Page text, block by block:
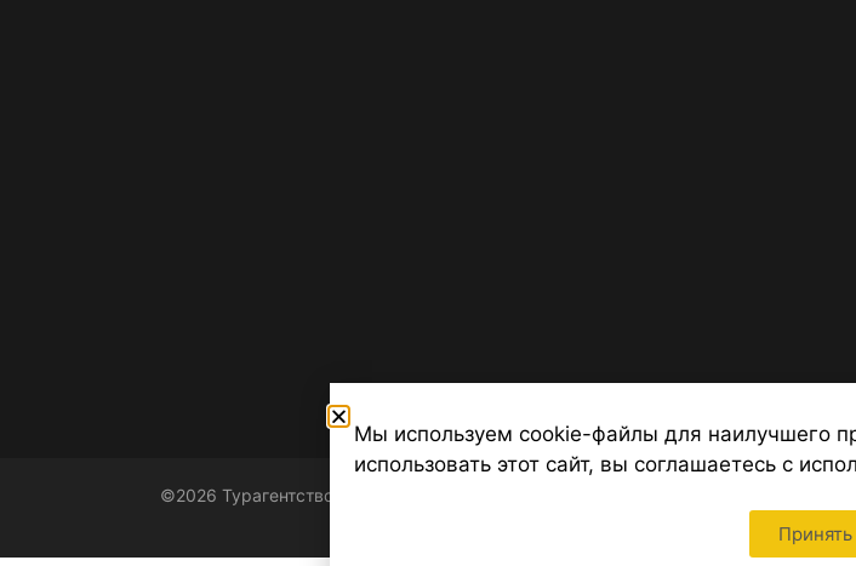
©2026 Турагентство Турсфера - Поиск туров от надежных туроператоров,
Мы используем cookie-файлы для наилучшего
использовать этот сайт, вы соглашаетесь с
Принять